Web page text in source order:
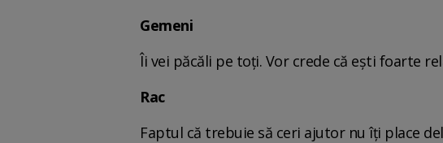
Gemeni
Îi vei păcăli pe toți. Vor crede că ești foarte
Rac
Faptul că trebuie să ceri ajutor nu îți place